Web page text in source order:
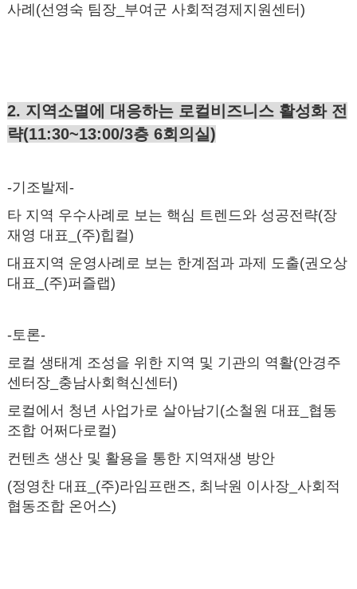
사례(선영숙 팀장_부여군 사회적경제지원센터)
2. 지역소멸에 대응하는 로컬비즈니스 활성화 전
략(11:30~13:00/3층 6회의실)
-기조발제-
타 지역 우수사례로 보는 핵심 트렌드와 성공전략(장
재영 대표_(주)힙컬)
대표지역 운영사례로 보는 한계점과 과제 도출(권오상
대표_(주)퍼즐랩)
-토론-
로컬 생태계 조성을 위한 지역 및 기관의 역활(안경주
센터장_충남사회혁신센터)
로컬에서 청년 사업가로 살아남기(소철원 대표_협동
조합 어쩌다로컬)
컨텐츠 생산 및 활용을 통한 지역재생 방안
(정영찬 대표_(주)라임프랜즈, 최낙원 이사장_사회적
협동조합 온어스)